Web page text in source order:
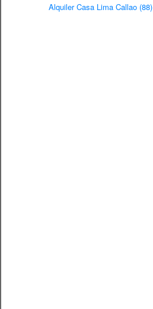
Alquiler Casa Lima Callao (88)